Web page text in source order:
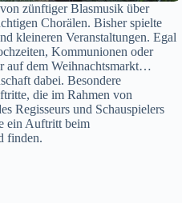
zünftiger Blasmusik über
Chorälen. Bisher spielte
kleineren Veranstaltungen. Egal
Kommunionen oder
auf dem Weihnachtsmarkt…
dabei. Besondere
die im Rahmen von
Regisseurs und Schauspielers
ein Auftritt beim
finden.